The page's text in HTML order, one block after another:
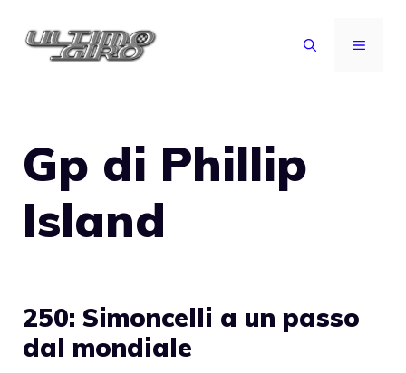
MENU
Gp di Phillip
Island
250: Simoncelli a un passo
dal mondiale